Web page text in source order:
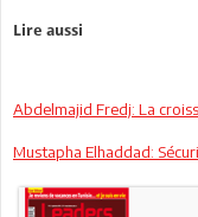
Lire aussi
Abdelmajid Fredj: La
Mustapha Elhaddad: